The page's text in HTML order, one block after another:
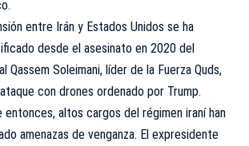
entre Irán y Estados Unidos se ha
desde el asesinato en 2020 del
Qassem Soleimani, líder de la Fuerza Quds,
con drones ordenado por Trump.
entonces, altos cargos del régimen iraní han
amenazas de venganza. El expresidente